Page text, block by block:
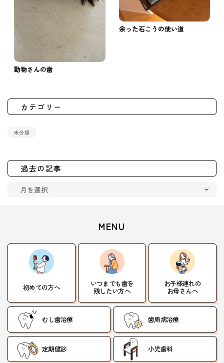
動物さんの歯
余った石こうの使い道
カテゴリー
未分類
過去の記事
MENU
初めての方へ いつまでも歯を
残したい方へ
お子様連れの
お母さんへ
むし歯治療 歯周病治療
定期健診 小児歯科